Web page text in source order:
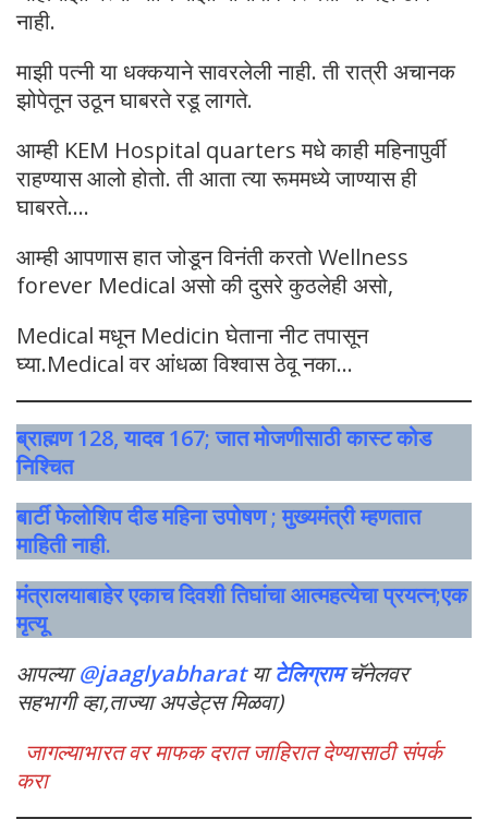
नाही.
माझी पत्नी या धक्कयाने सावरलेली नाही. ती रात्री अचानक
झोपेतून उठून घाबरते रडू लागते.
आम्ही KEM Hospital quarters मधे काही महिनापुर्वी
राहण्यास आलो होतो. ती आता त्या रूममध्ये जाण्यास ही
घाबरते….
आम्ही आपणास हात जोडून विनंती करतो Wellness
forever Medical असो की दुसरे कुठलेही असो,
Medical मधून Medicin घेताना नीट तपासून
घ्या.Medical वर आंधळा विश्वास ठेवू नका…
ब्राह्मण 128, यादव 167; जात मोजणीसाठी कास्ट कोड
निश्चित
बार्टी फेलोशिप दीड महिना उपोषण ; मुख्यमंत्री म्हणतात
माहिती नाही.
मंत्रालयाबाहेर एकाच दिवशी तिघांचा आत्महत्येचा प्रयत्न;एक
मृत्यू
आपल्या@jaaglyabharat याटेलिग्राम चॅनेलवर
सहभागी व्हा,ताज्या अपडेट्स मिळवा)
जागल्याभारत वर माफक दरात जाहिरात देण्यासाठी संपर्क
करा